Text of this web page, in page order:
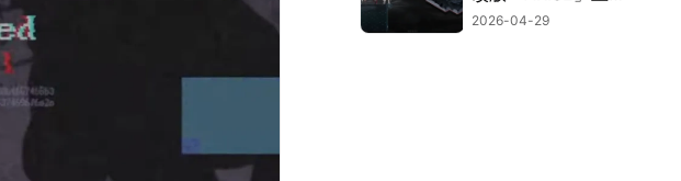
線！順暢連線攻略大
2026-04-29